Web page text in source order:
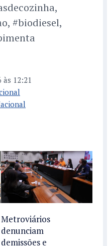
#biodiesel,
às 12:21
Metroviários
denunciam
demissões e